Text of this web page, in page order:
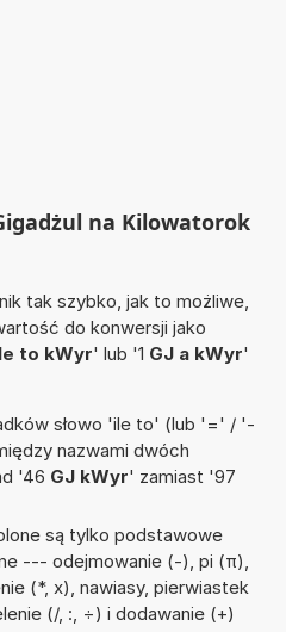
na Kilowatorok
tak szybko, jak to możliwe,
do konwersji jako
to kWyr' lub '1 GJ a kWyr'
słowo 'ile to' (lub '=' / '-
nazwami dwóch
'46 GJ kWyr' zamiast '97
są tylko podstawowe
--- odejmowanie (-), pi (π),
(*, x), nawiasy, pierwiastek
(/, :, ÷) i dodawanie (+)